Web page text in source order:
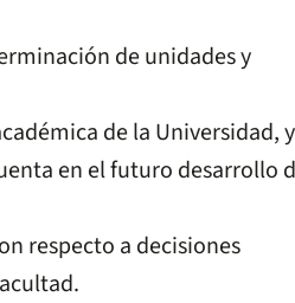
de unidades y
de la Universidad, y
en el futuro desarrollo
respecto a decisiones